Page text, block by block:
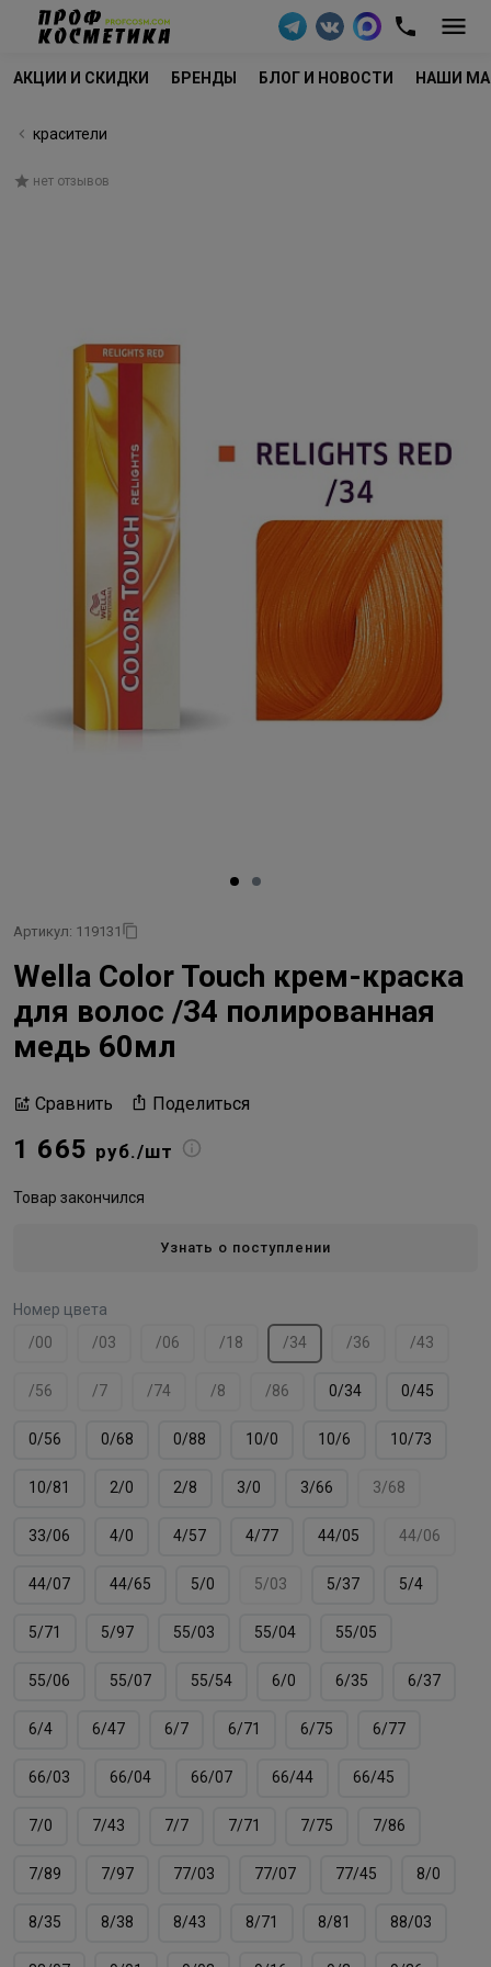
АКЦИИ И СКИДКИ БРЕНДЫ БЛОГ И НОВОСТИ НАШИ
красители
нет отзывов
Артикул: 119131
Wella Color Touch крем-краска
для волос /34 полированная
медь 60мл
Сравнить Поделиться
1 665 руб./шт
Товар закончился
Узнать о поступлении
Номер цвета
/00
/03 /06 /18 /34 /36 /43
/56 /7 /74 /8 /86 0/34 0/45
0/56 0/68 0/88 10/0 10/6 10/73
10/81 2/0 2/8 3/0 3/66 3/68
33/06 4/0 4/57 4/77 44/05 44/06
44/07 44/65 5/0 5/03 5/37 5/4
5/71 5/97 55/03 55/04 55/05
55/06 55/07 55/54 6/0 6/35 6/37
6/4 6/47 6/7 6/71 6/75 6/77
66/03 66/04 66/07 66/44 66/45
7/0 7/43 7/7 7/71 7/75 7/86
7/89 7/97 77/03 77/07 77/45 8/0
8/35 8/38 8/43 8/71 8/81 88/03